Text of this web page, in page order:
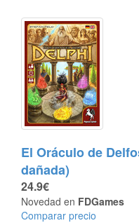
El Oráculo de
dañada)
24.9€
Novedad en FDGames
Comparar precio